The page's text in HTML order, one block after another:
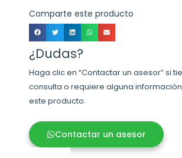
Comparte este producto
¿Dudas?
Haga clic en “Contactar un asesor” si
consulta o requiere alguna
este producto:
Contactar un asesor